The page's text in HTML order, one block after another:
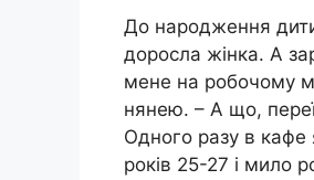
До народження
доросла жінка. А
мене на робочому
нянею. – А що,
Одного разу в кафе
років 25-27 і мило